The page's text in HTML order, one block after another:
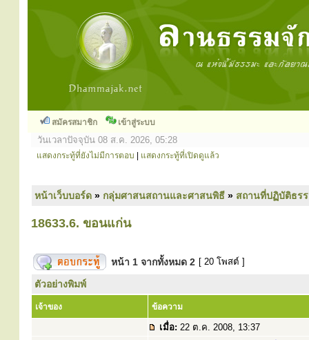
สมัครสมาชิก เข้าสู่ระบบ
วันเวลาปัจจุบัน 08 ส.ค. 2026, 05:28
แสดงกระทู้ที่ยังไม่มีการตอบ แสดงกระทู้ที่เปิดดูแล้ว
หน้าเว็บบอร์ด » กลุ่มศาสนสถานและศาสนพิธี » สถานที่ปฏิบัติธร
18633.6. ขอนแก่น
หน้า 1 จากทั้งหมด 2 [ 20 โพสต์ ]
ตัวอย่างพิมพ์
เจ้าของ ข้อความ
เมื่อ: 22 ต.ค. 2008, 13:37